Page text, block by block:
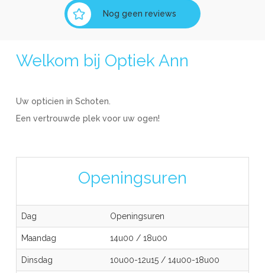
Nog geen reviews
Welkom bij Optiek Ann
Uw opticien in Schoten.
Een vertrouwde plek voor uw ogen!
Openingsuren
Dag Openingsuren
Maandag 14u00 /18u00
Dinsdag 10u00-12u15 /14u00-18u00